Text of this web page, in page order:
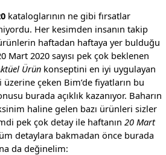
kataloglarının ne gibi fırsatlar
Her kesimden insanın takip
haftadan haftaya yer bulduğu
Mart 2020 sayısı pek çok beklenen
Ürünkonseptini en iyi uygulayan
çeken Bim’de fiyatların bu
burada açıklık kazanıyor. Baharın
haline gelen bazı ürünleri sizler
pek çok detay ile haftanın 20 Mart
detaylara bakmadan önce burada
da değinelim: